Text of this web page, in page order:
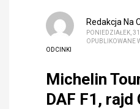
Redakcja Na
PONIEDZIAŁEK,
OPUBLIKOWANE
ODCINKI
Michelin
DAF F1,